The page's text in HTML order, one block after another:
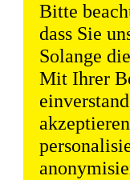
Bitte
dass Sie
Solange
Mit Ihrer